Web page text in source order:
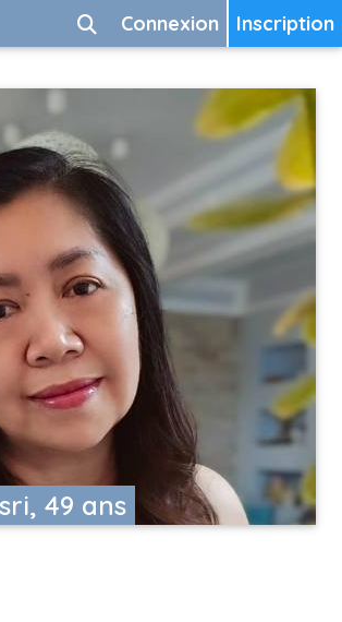
Inscription
Connexion
49 ans